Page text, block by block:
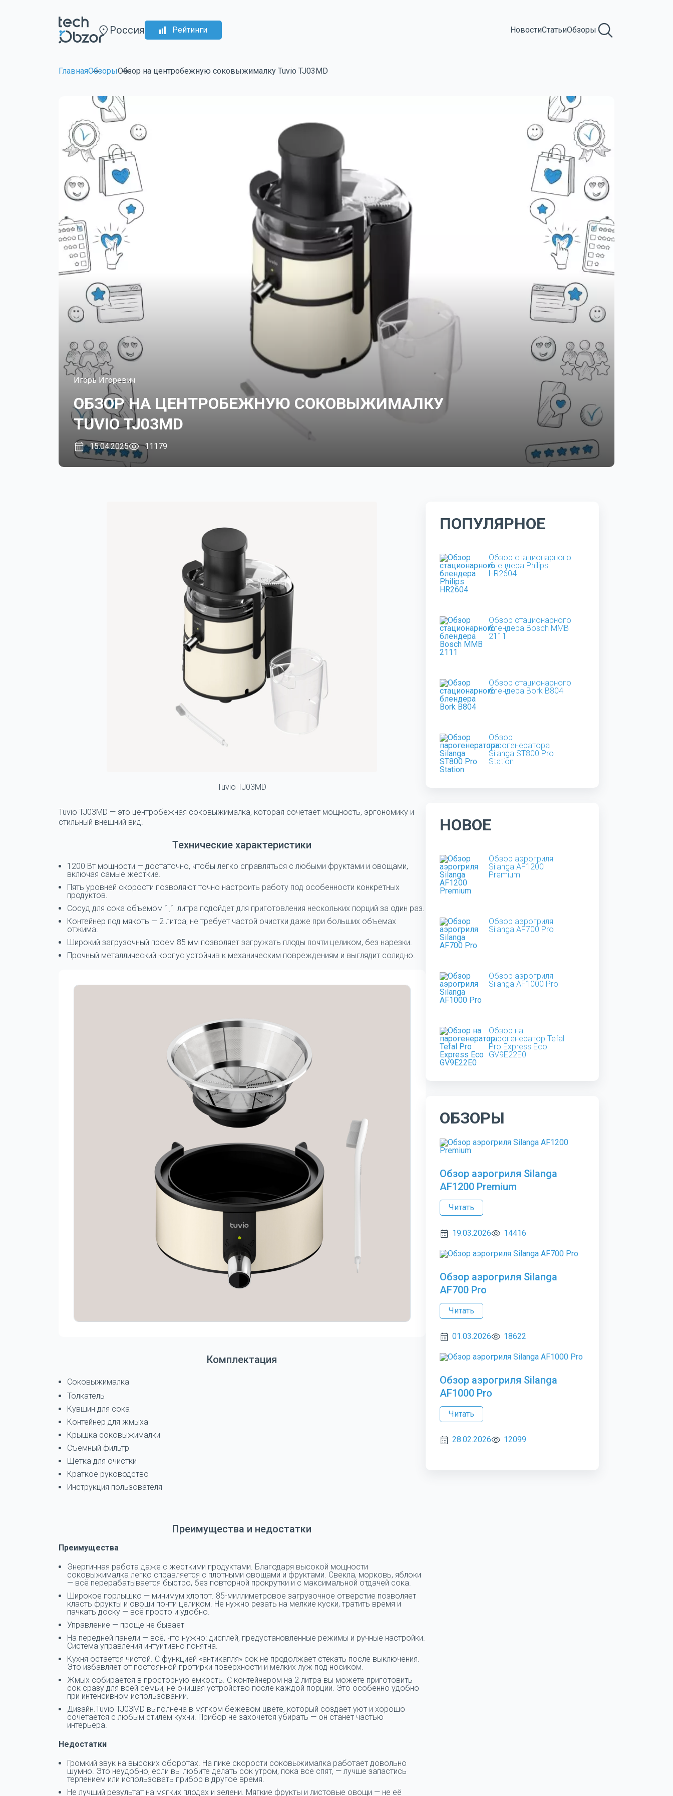
Россия Рейтинги НовостиСтатьиОбзоры
ГлавнаяОбзорыОбзор на центробежную соковыжималку Tuvio TJ03MD
Игорь Игоревич
ОБЗОР НА ЦЕНТРОБЕЖНУЮ СОКОВЫЖИМАЛКУ
TUVIO TJ03MD
15.04.2025 11179
Tuvio TJ03MD
Tuvio TJ03MD — это центробежная соковыжималка, которая сочетает мощность, эргономику и
стильный внешний вид.
Технические характеристики
1200 Вт мощности — достаточно, чтобы легко справляться с любыми фруктами и овощами,
включая самые жесткие.
Пять уровней скорости позволяют точно настроить работу под особенности конкретных
продуктов.
Сосуд для сока объемом 1,1 литра подойдет для приготовления нескольких порций за один раз.
Контейнер под мякоть — 2 литра, не требует частой очистки даже при больших объемах
отжима.
Широкий загрузочный проем 85 мм позволяет загружать плоды почти целиком, без нарезки.
Прочный металлический корпус устойчив к механическим повреждениям и выглядит солидно.
Комплектация
Соковыжималка
Толкатель
Кувшин для сока
Контейнер для жмыха
Крышка соковыжималки
Съёмный фильтр
Щётка для очистки
Краткое руководство
Инструкция пользователя
Преимущества и недостатки
Преимущества
Энергичная работа даже с жесткими продуктами. Благодаря высокой мощности
соковыжималка легко справляется с плотными овощами и фруктами. Свекла, морковь, яблоки
— всё перерабатывается быстро, без повторной прокрутки и с максимальной отдачей сока.
Широкое горлышко — минимум хлопот. 85-миллиметровое загрузочное отверстие позволяет
класть фрукты и овощи почти целиком. Не нужно резать на мелкие куски, тратить время и
пачкать доску — всё просто и удобно.
Управление — проще не бывает
На передней панели — всё, что нужно: дисплей, предустановленные режимы и ручные настройки.
Система управления интуитивно понятна.
Кухня остается чистой. С функцией «антикапля» сок не продолжает стекать после выключения.
Это избавляет от постоянной протирки поверхности и мелких луж под носиком.
Жмых собирается в просторную емкость. С контейнером на 2 литра вы можете приготовить
сок сразу для всей семьи, не очищая устройство после каждой порции. Это особенно удобно
при интенсивном использовании.
Дизайн.Tuvio TJ03MD выполнена в мягком бежевом цвете, который создает уют и хорошо
сочетается с любым стилем кухни. Прибор не захочется убирать — он станет частью
интерьера.
Недостатки
Громкий звук на высоких оборотах. На пике скорости соковыжималка работает довольно
шумно. Это неудобно, если вы любите делать сок утром, пока все спят, — лучше запастись
терпением или использовать прибор в другое время.
Не лучший результат на мягких плодах и зелени. Мягкие фрукты и листовые овощи — не её
ПОПУЛЯРНОЕ
Обзор стационарного
блендера Philips
HR2604
Обзор стационарного
блендера Bosch MMB
2111
Обзор стационарного
блендера Bork B804
Обзор
парогенератора
Silanga ST800 Pro
Station
НОВОЕ
Обзор аэрогриля
Silanga AF1200
Premium
Обзор аэрогриля
Silanga AF700 Pro
Обзор аэрогриля
Silanga AF1000 Pro
Обзор на
парогенератор Tefal
Pro Express Eco
GV9E22E0
ОБЗОРЫ
Обзор аэрогриля Silanga
AF1200 Premium
Читать
19.03.2026 14416
Обзор аэрогриля Silanga
AF700 Pro
Читать
01.03.2026 18622
Обзор аэрогриля Silanga
AF1000 Pro
Читать
28.02.2026 12099